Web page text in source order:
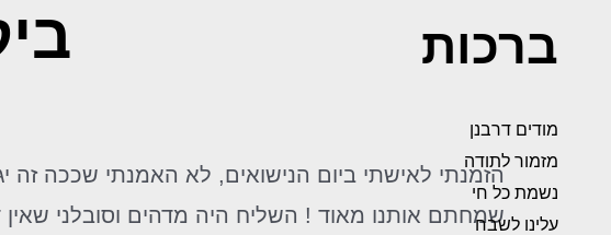
ברכות
מודים דרבנן
מזמור לתודה
נשמת כל חי
עלינו לשבחשמחתם אותנו מאוד ! השליח היה מדהים וסובלני